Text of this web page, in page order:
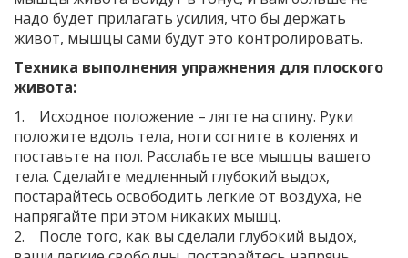
надо будет прилагать усилия, что бы держать
живот, мышцы сами будут это контролировать.
Техника выполнения упражнения для плоского
живота:
1. Исходное положение – лягте на спину. Руки
положите вдоль тела, ноги согните в коленях и
поставьте на пол. Расслабьте все мышцы вашего
тела. Сделайте медленный глубокий выдох,
постарайтесь освободить легкие от воздуха, не
напрягайте при этом никаких мышц.
2. После того, как вы сделали глубокий выдох,